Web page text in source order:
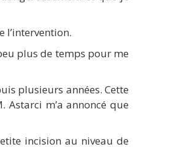
l’intervention.
plus de temps pour me
plusieurs années. Cette
Astarci m’a annoncé que
incision au niveau de